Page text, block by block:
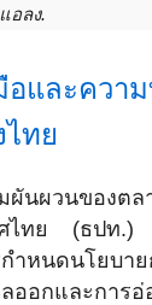
อลง.
และควา
ทย
ผันผวนของตล
ศไทย (ธปท.)
ำหนดนโยบา
ออกและการอ่